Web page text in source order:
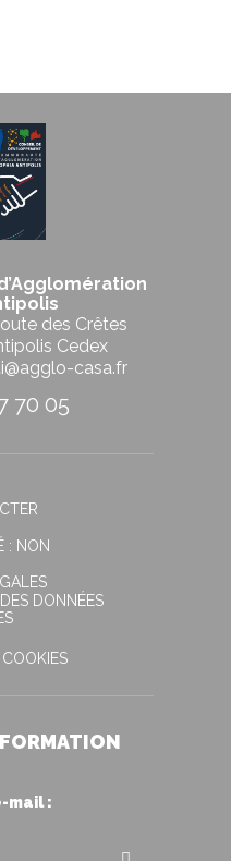
des Crêtes
Cedex
casa.fr
70 05
: NON
DONNÉES
mail :